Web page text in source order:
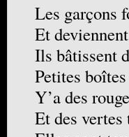
Les garçons
Et
Ils bâtissent
Petites
Y’a des
Et des vertes